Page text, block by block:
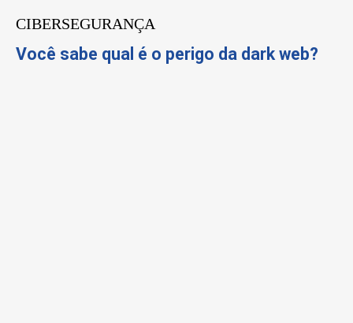
CIBERSEGURANÇA
Você sabe qual é o perigo da dark web?